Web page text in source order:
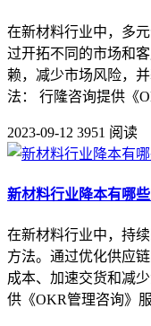
在新材料行业中，多
过开拓不同的市场和
赖，减少市场风险，
法： 行隆咨询提供《
2023-09-12 3951 阅读
新材料行业降本有哪
在新材料行业中，持
方法。通过优化供应
成本、加速交货和减
供《OKR管理咨询》